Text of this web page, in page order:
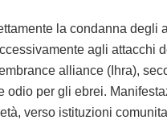
la condanna degli
agli attacchi
alliance (Ihra),
odio per gli ebrei.
verso istituzioni